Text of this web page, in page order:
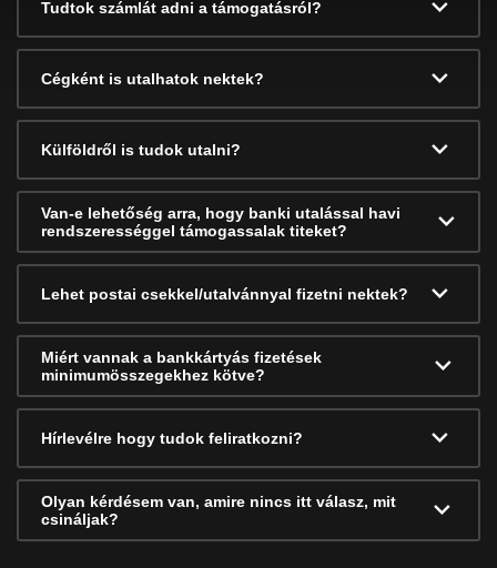
Tudtok számlát adni a támogatásról?
Cégként is utalhatok nektek?
Külföldről is tudok utalni?
Van-e lehetőség arra, hogy banki utalással havi
rendszerességgel támogassalak titeket?
Lehet postai csekkel/utalvánnyal fizetni nektek?
Miért vannak a bankkártyás fizetések
minimumösszegekhez kötve?
Hírlevélre hogy tudok feliratkozni?
Olyan kérdésem van, amire nincs itt válasz, mit
csináljak?